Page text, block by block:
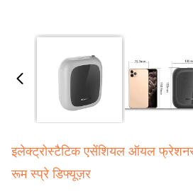
इलेक्ट्रोस्टैटिक एसेंशियल ऑयल फ्रेशनर
रूम स्प्रे डिफ्यूज़र